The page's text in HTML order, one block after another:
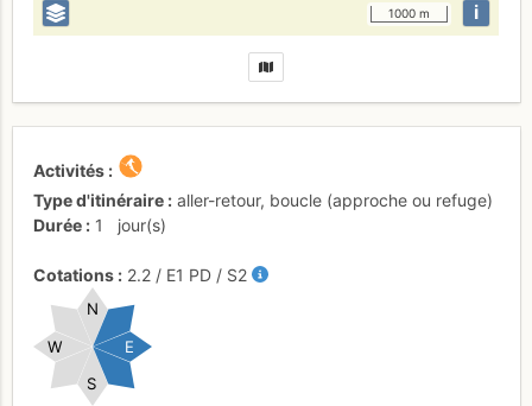
1000 m i
Activités
Type d'itinéraire
aller-retour, boucle (approche ou refuge)
Durée
1 jour(s)
Cotations 2.2 / E1 PD / S2
E
W
S
N